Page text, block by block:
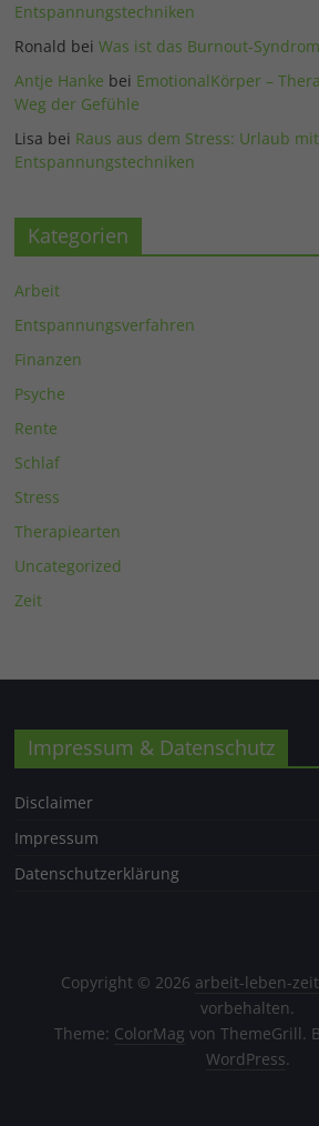
Entspannungstechniken
Ronald beiWas ist das Burnout-
Antje Hanke bei EmotionalKörper –
Weg der Gefühle
Lisa bei Raus aus dem Stress: Urlaub mit
Entspannungstechniken
Kategorien
Arbeit
Entspannungsverfahren
Finanzen
Psyche
Rente
Schlaf
Stress
Therapiearten
Uncategorized
Zeit
Impressum & Datenschutz
Disclaimer
Impressum
Datenschutzerklärung
Copyright © 2026 arbeit-leben-
vorbehalten.
Theme: ColorMag von ThemeGrill.
WordPress.